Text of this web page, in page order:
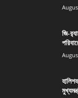
জি-